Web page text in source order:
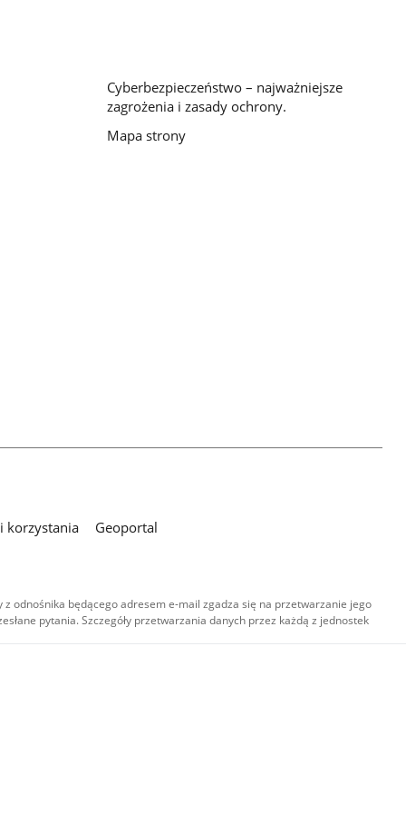
Cyberbezpieczeństwo – najważniejsze
zagrożenia i zasady ochrony.
Mapa strony
korzystania
Geoportal
odnośnika będącego adresem e-mail zgadza się na przetwarzanie jego
pytania. Szczegóły przetwarzania danych przez każdą z jednostek